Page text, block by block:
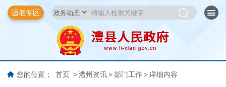
适老专区
您的位置： 首页 > 澧州资讯 > 部门工作 > 详细内容